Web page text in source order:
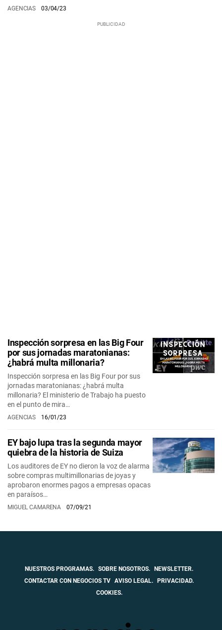
AGENCIAS 03/04/23
Inspección sorpresa en las Big Four
por sus jornadas maratonianas:
¿habrá multa millonaria?
Inspección sorpresa en las Big Four por sus
jornadas maratonianas: ¿habrá multa
millonaria? El ministerio de Trabajo ha puesto
en el punto de mira…
AGENCIAS 16/01/23
EY bajo lupa tras la segunda mayor
quiebra de la historia de Suiza
Los auditores de EY no dieron la voz de alarma
sobre compras multimillonarias de joyas y
aprobaron enormes pagos a empresas opacas
en paraísos…
MIGUEL CAMARENA 07/09/21
NUESTROS PROGRAMAS. SOBRE NOSOTROS.
NEWSLETTER.
CONTACTAR CON NEGOCIOS TV AVISO LEGAL.
PRIVACIDAD.
COOKIES.